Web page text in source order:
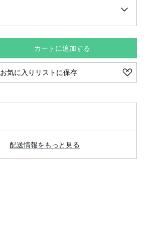
カートに追加する
お気に入りリストに保存
配送情報をもっと見る